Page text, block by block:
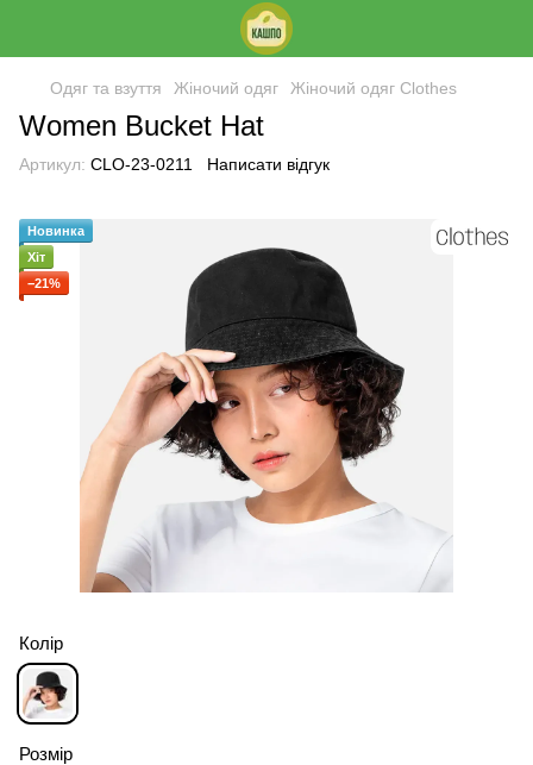
Одяг та взуття Жіночий одяг Жіночий одяг Clothes
Women Bucket Hat
Артикул: CLO-23-0211 Написати відгук
Новинка
Хіт
−21%
Колір
Розмір